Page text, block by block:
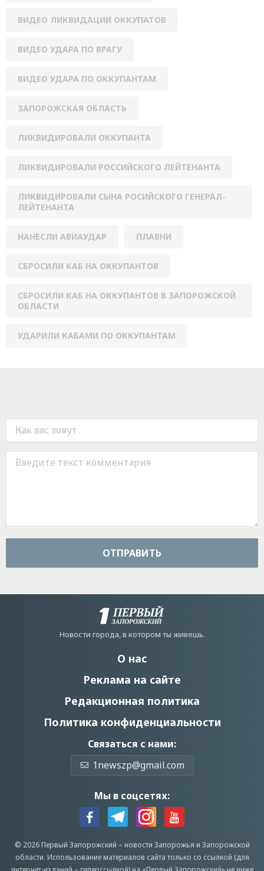
ВИДЕО ЛИКВИДАЦИИ ОККУПАТОВ
ВИДЕО УДАРА ПО ВРАГУ
ВИДЕО УДАРА ПО ОККУПАНТАМ
ЗАПОРОЖСКАЯ ОБЛАСТЬ
ЛИКВИДИРОВАЛИ ОККУПАНТА
ЛИКВИДИРОВАЛИ РОССИЙСКОГО ЛЕЙТЕНАНТА
ЛИКВИДИРОВАЛИ СЫНА РОСИЙСКОГО ГЕНЕРАЛ-
ЛЕЙТЕНАНТА
НАНЕСЛИ АВИАУДАР ПЛАВНИ
СБРОСИЛИ КАБ НА ОККУПАНТОВ
СБРОСИЛИ КАБ НА ОККУПАНТОВ В ЗАПОРОЖСКОЙ
ОБЛАСТИ
УДАРИЛИ КАБАМИ ПО ОККУПАНТАМ
ОТПРАВИТЬ
Новости города, в котором ты живешь.
О нас
Реклама на сайте
Редакционная политика
Политика конфиденциальности
Связаться с нами:
1newszp@gmail.com
Мы в соцсетях:
© 2026 Первый Запорожский – новости Запорожья и Запорожской
области. Использование материалов сайта только со ссылкой (для